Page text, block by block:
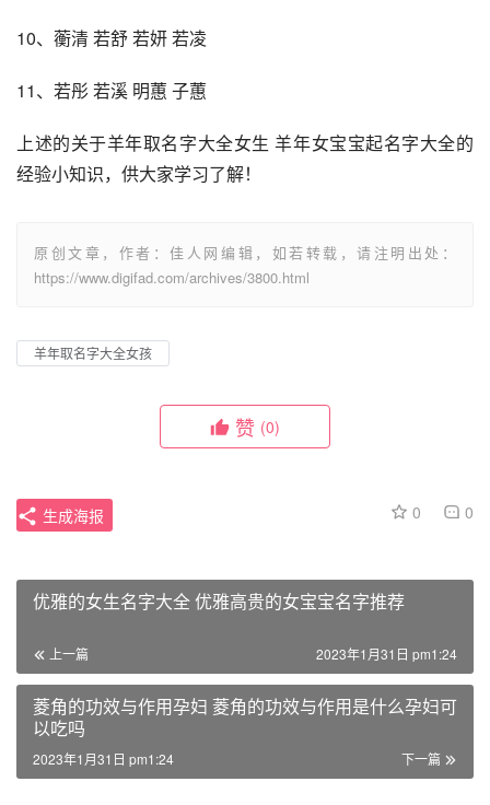
10、蘅清 若舒 若妍 若凌
11、若彤 若溪 明蕙 子蕙
上述的关于羊年取名字大全女生 羊年女宝宝起名字大全的
经验小知识，供大家学习了解！
原创文章，作者：佳人网编辑，如若转载，请注明出处：
https://www.digifad.com/archives/3800.html
羊年取名字大全女孩
赞 (0)
0 0
生成海报
优雅的女生名字大全 优雅高贵的女宝宝名字推荐
上一篇 2023年1月31日 pm1:24
菱角的功效与作用孕妇 菱角的功效与作用是什么孕妇可
以吃吗
下一篇
2023年1月31日 pm1:24